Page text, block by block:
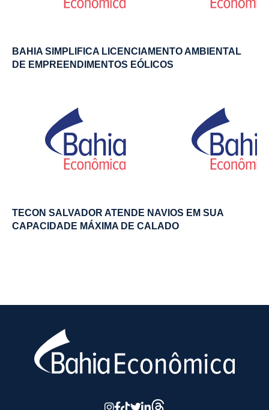
BAHIA SIMPLIFICA LICENCIAMENTO AMBIENTAL
DE EMPREENDIMENTOS EÓLICOS
TECON SALVADOR ATENDE NAVIOS EM SUA
CAPACIDADE MÁXIMA DE CALADO